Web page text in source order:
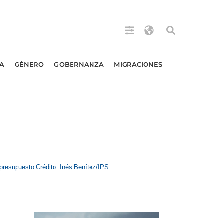
GÉNERO GOBERNANZA MIGRACIONES